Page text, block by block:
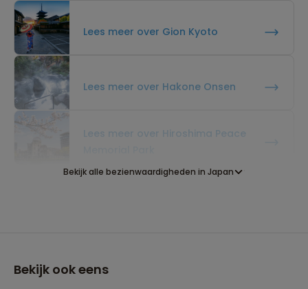
Lees meer over Gion Kyoto
Lees meer over Hakone Onsen
Lees meer over Hiroshima Peace
Bekijk alle bezienwaardigheden in Japan
Bekijk ook eens